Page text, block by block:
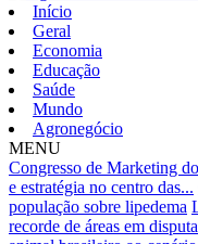
Início
Geral
Economia
Educação
Saúde
Mundo
Agronegócio
MENU
Congresso de Marketing
e estratégia no centro das...
população sobre lipedema
recorde de áreas em disputa